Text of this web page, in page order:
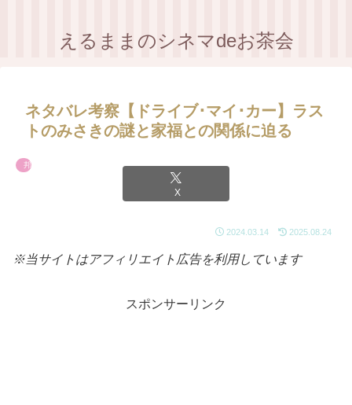
えるままのシネマdeお茶会
ネタバレ考察【ドライブ･マイ･カー】ラス
トのみさきの謎と家福との関係に迫る
邦画
X
2024.03.14 2025.08.24
※当サイトはアフィリエイト広告を利用しています
スポンサーリンク